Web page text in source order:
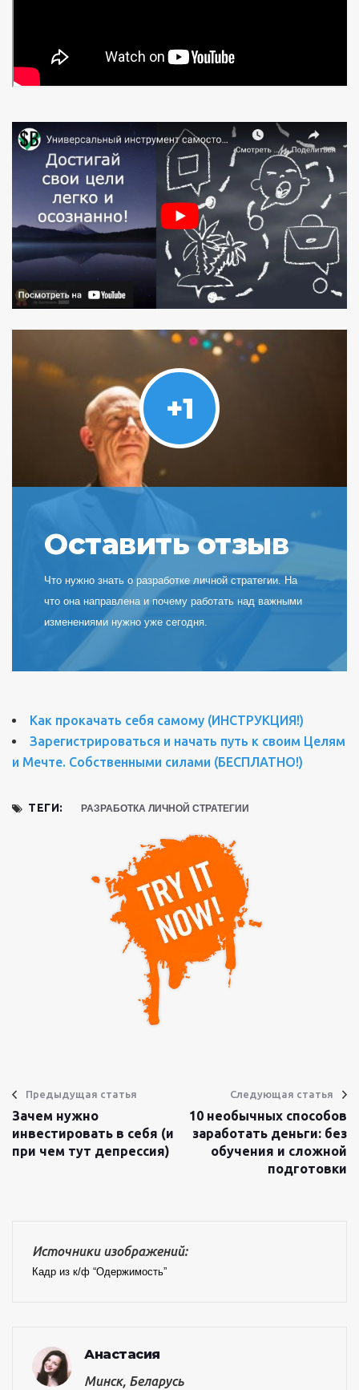
+1
Оставить отзыв
Что нужно знать о разработке личной стратегии. На
что она направлена и почему работать над важными
изменениями нужно уже сегодня.
Как прокачать себя самому (ИНСТРУКЦИЯ!)
Зарегистрироваться и начать путь к своим Целям
и Мечте. Собственными силами (БЕСПЛАТНО!)
ТЕГИ: РАЗРАБОТКА ЛИЧНОЙ СТРАТЕГИИ
Предыдущая статья
Зачем нужно
инвестировать в себя (и
при чем тут депрессия)
Следующая статья
10 необычных способов
заработать деньги: без
обучения и сложной
подготовки
Источники изображений:
Кадр из к/ф “Одержимость”
Анастасия
Минск, Беларусь